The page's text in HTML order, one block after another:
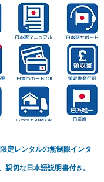
定レンタルの無制限インタ
親切な日本語説明書付き。